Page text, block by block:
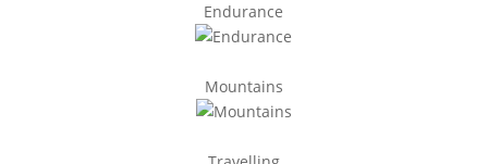
Endurance
Mountains